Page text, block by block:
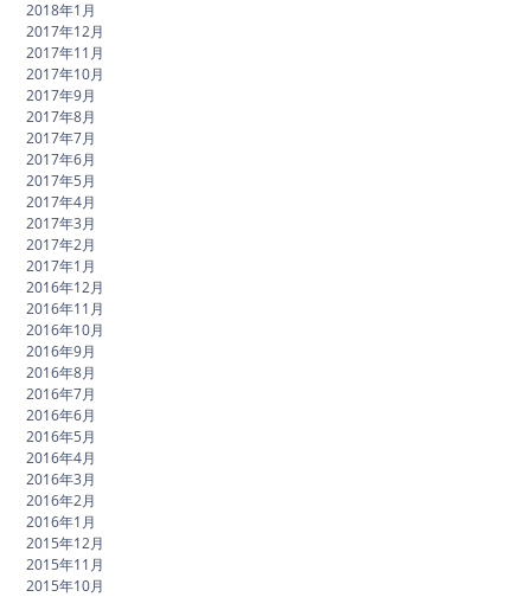
2018年1月
2017年12月
2017年11月
2017年10月
2017年9月
2017年8月
2017年7月
2017年6月
2017年5月
2017年4月
2017年3月
2017年2月
2017年1月
2016年12月
2016年11月
2016年10月
2016年9月
2016年8月
2016年7月
2016年6月
2016年5月
2016年4月
2016年3月
2016年2月
2016年1月
2015年12月
2015年11月
2015年10月